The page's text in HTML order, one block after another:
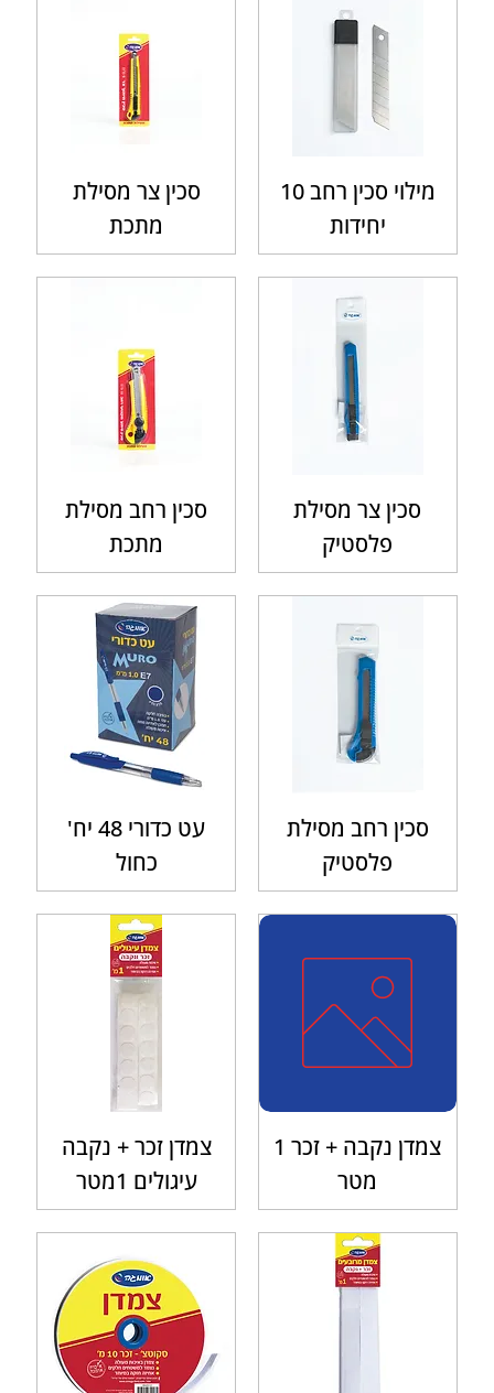
מילוי סכין רחב 10
יחידות
סכין צר מסילת
מתכת
סכין צר מסילת
פלסטיק
סכין רחב מסילת
מתכת
סכין רחב מסילת
פלסטיק
עט כדורי 48 יח'
כחול
צמדן נקבה + זכר 1
מטר
צמדן זכר + נקבה
עיגולים 1מטר